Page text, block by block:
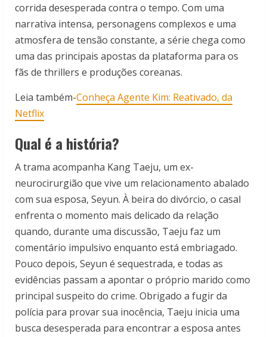
corrida desesperada contra o tempo. Com uma
narrativa intensa, personagens complexos e uma
atmosfera de tensão constante, a série chega como
uma das principais apostas da plataforma para os
fãs de thrillers e produções coreanas.
Leia também-Conheça Agente Kim: Reativado, da
Netflix
Qual é a história?
A trama acompanha Kang Taeju, um ex-
neurocirurgião que vive um relacionamento abalado
com sua esposa, Seyun. À beira do divórcio, o casal
enfrenta o momento mais delicado da relação
quando, durante uma discussão, Taeju faz um
comentário impulsivo enquanto está embriagado.
Pouco depois, Seyun é sequestrada, e todas as
evidências passam a apontar o próprio marido como
principal suspeito do crime. Obrigado a fugir da
polícia para provar sua inocência, Taeju inicia uma
busca desesperada para encontrar a esposa antes